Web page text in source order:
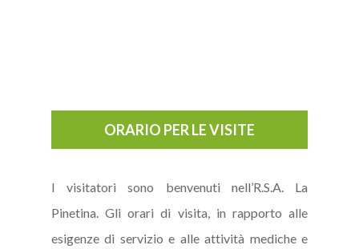
ORARIO PER LE VISITE
I visitatori sono benvenuti nell’R.S.A. La
Pinetina. Gli orari di visita, in rapporto alle
esigenze di servizio e alle attività mediche e